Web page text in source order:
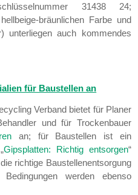
31438 24;
bräunlichen Farbe und
unterliegen auch kommendes
für Baustellen an
Verband bietet für Planer
und für Trockenbauer
an; für Baustellen ist ein
Gipsplatten: Richtig entsorgen“
richtige Baustellenentsorgung
werden ebenso